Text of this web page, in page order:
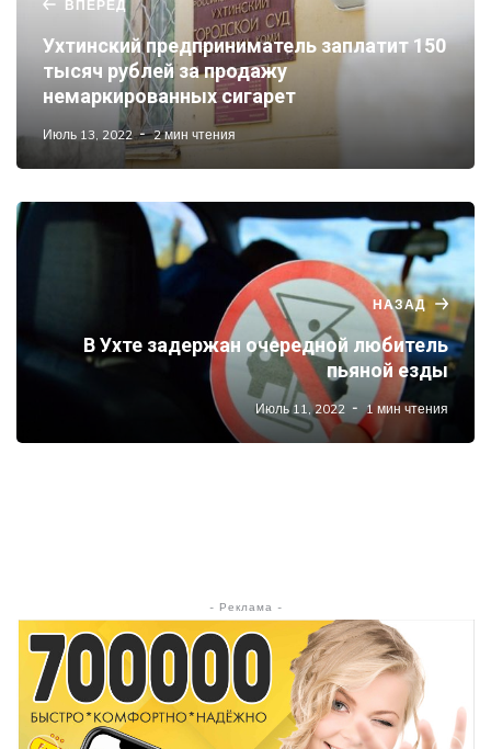
ВПЕРЕД
Ухтинский предприниматель заплатит 150
тысяч рублей за продажу
немаркированных сигарет
Июль 13, 2022 2 мин чтения
НАЗАД
В Ухте задержан очередной любитель
пьяной езды
Июль 11, 2022 1 мин чтения
- Реклама -